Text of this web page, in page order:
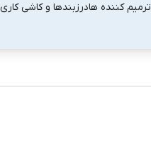
ترمیم کننده هادرزبندها و کاشی کاری